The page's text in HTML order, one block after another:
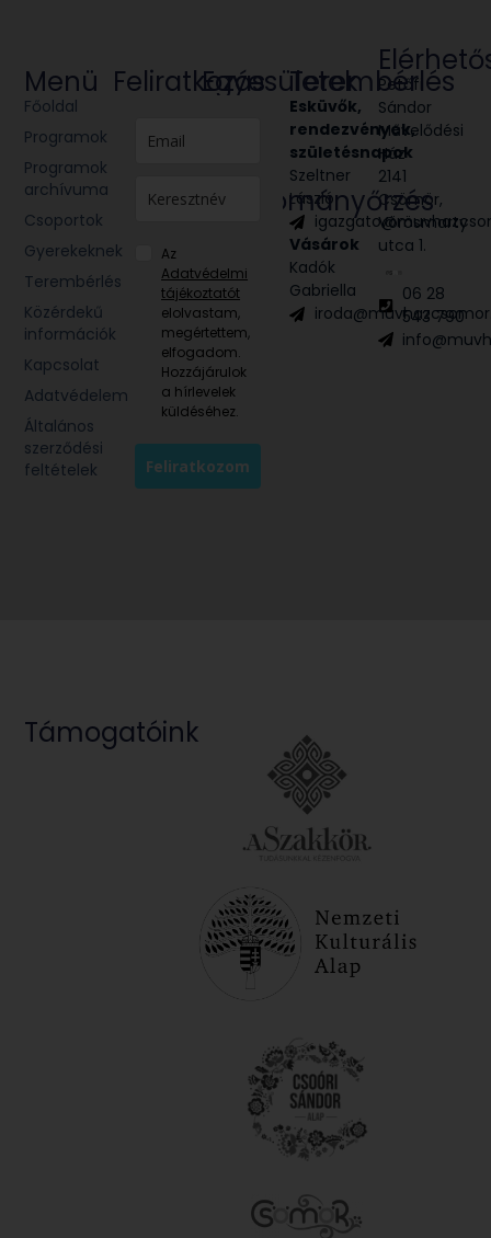
Petőfi
Sándor
Művelődési
Ház
2141
Csömör,
Vörösmarty
utca 1.
06 28
543 790
Terembérlés
Esküvők,
rendezvények,
születésnapok
Szeltner
László
Vásárok
Kadók
Gabriella
Egyesületek
Hagyományőrzés
Feliratkozás
Az
Adatvédelmi
tájékoztatót
elolvastam,
megértettem,
elfogadom.
Hozzájárulok
a hírlevelek
küldéséhez.
Feliratkozom
Menü
Főoldal
Programok
Programok
archívuma
Csoportok
Gyerekeknek
Terembérlés
Közérdekű
információk
Kapcsolat
Adatvédelem
Általános
szerződési
feltételek
Támogatóink